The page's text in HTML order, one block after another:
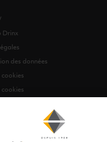
Drinx
des données
cookies
cookies
Tous droits réservés